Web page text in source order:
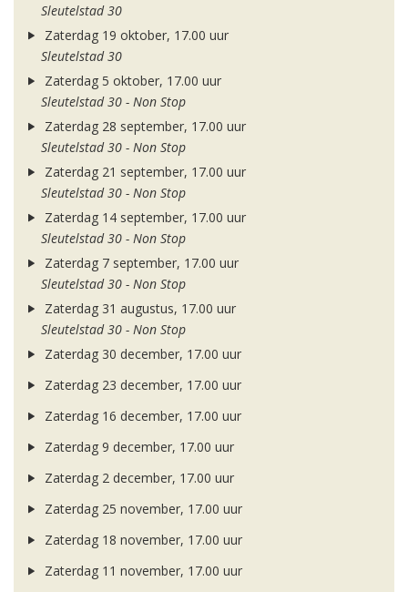
Sleutelstad 30
Zaterdag 19 oktober, 17.00 uur
Sleutelstad 30
Zaterdag 5 oktober, 17.00 uur
Sleutelstad 30 - Non Stop
Zaterdag 28 september, 17.00 uur
Sleutelstad 30 - Non Stop
Zaterdag 21 september, 17.00 uur
Sleutelstad 30 - Non Stop
Zaterdag 14 september, 17.00 uur
Sleutelstad 30 - Non Stop
Zaterdag 7 september, 17.00 uur
Sleutelstad 30 - Non Stop
Zaterdag 31 augustus, 17.00 uur
Sleutelstad 30 - Non Stop
Zaterdag 30 december, 17.00 uur
Zaterdag 23 december, 17.00 uur
Zaterdag 16 december, 17.00 uur
Zaterdag 9 december, 17.00 uur
Zaterdag 2 december, 17.00 uur
Zaterdag 25 november, 17.00 uur
Zaterdag 18 november, 17.00 uur
Zaterdag 11 november, 17.00 uur